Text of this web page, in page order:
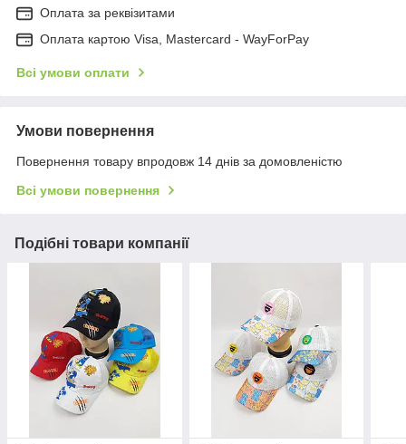
Оплата за реквізитами
Оплата картою Visa, Mastercard - WayForPay
Всі умови оплати
Умови повернення
Повернення товару впродовж 14 днів за домовленістю
Всі умови повернення
Подібні товари компанії